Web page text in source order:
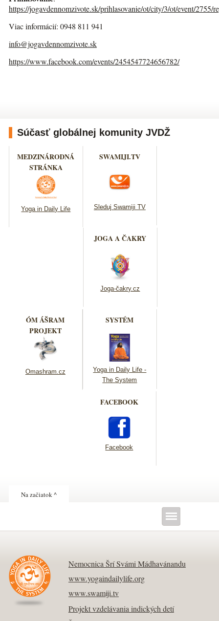
https://jogavdennomzivote.sk/prihlasovanie/ot/city/3/ot/event/2755/
Viac informácií: 0948 811 941
info@jogavdennomzivote.sk
https://www.facebook.com/events/2454547724656782/
Súčasť globálnej komunity JVDŽ
MEDZINÁRODNÁ
STRÁNKA
Yoga in Daily Life
SWAMIJI.TV
Sleduj Swamiji TV
JOGA A ČAKRY
Joga-čakry.cz
ÓM ÁŠRAM
PROJEKT
Omashram.cz
SYSTÉM
Yoga in Daily Life -
The System
FACEBOOK
Facebook
Na začiatok ^
Nemocnica Šrí Svámi Mádhavánandu
www.yogaindailylife.org
www.swamiji.tv
Projekt vzdelávania indických detí